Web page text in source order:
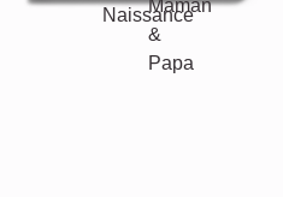
Naissance